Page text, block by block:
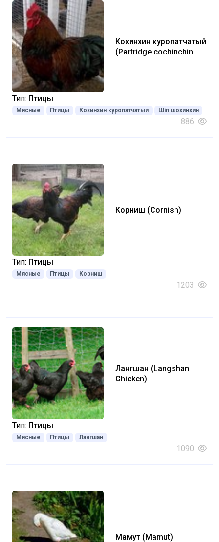
Кохинхин куропатчатый
(Partridge cochinchin
Тип: Птицы
Мясные Птицы Кохинхин куропатчатый Шіл шохинхин
886
Корниш (Cornish)
Тип: Птицы
Мясные Птицы Корниш
1203
Лангшан (Langshan
Chicken)
Тип: Птицы
Мясные Птицы Лангшан
1090
Мамут (Mamut)